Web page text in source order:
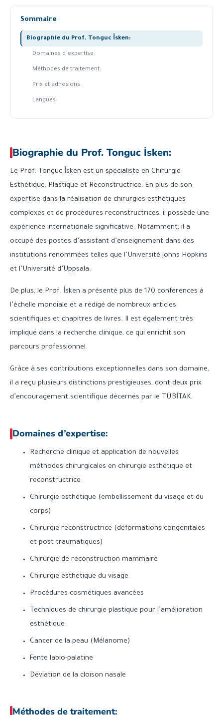
Sommaire
Biographie du Prof. Tonguc İsken:
Domaines d’expertise:
Méthodes de traitement:
Prix ​​et adhésions:
Langues:
Biographie du Prof. Tonguc İsken:
Le Prof. Tonguc İsken est un spécialiste en Chirurgie
Esthétique, Plastique et Reconstructrice. En plus de son
expertise dans la réalisation de chirurgies esthétiques
complexes et de procédures reconstructrices, il possède une
expérience internationale significative. Notamment, il a
occupé des postes d’assistant d’enseignement dans des
institutions renommées telles que l’Université Johns Hopkins
et l’Université d’Uppsala.
De plus, le Prof. İsken a présenté plus de 170 conférences à
l’échelle mondiale et a rédigé de nombreux articles
scientifiques et chapitres de livres. Il est également très
impliqué dans la recherche clinique, ce qui enrichit son
parcours professionnel.
Grâce à ses contributions exceptionnelles dans son domaine,
il a reçu plusieurs distinctions prestigieuses, dont deux prix
d’encouragement scientifique décernés par le TÜBİTAK.
Domaines d’expertise:
Recherche clinique et application de nouvelles
méthodes chirurgicales en chirurgie esthétique et
reconstructrice
Chirurgie esthétique (embellissement du visage et du
corps)
Chirurgie reconstructrice (déformations congénitales
et post-traumatiques)
Chirurgie de reconstruction mammaire
Chirurgie esthétique du visage
Procédures cosmétiques avancées
Techniques de chirurgie plastique pour l’amélioration
esthétique
Cancer de la peau (Mélanome)
Fente labio-palatine
Déviation de la cloison nasale
Méthodes de traitement: